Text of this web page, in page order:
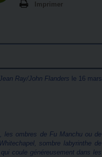
Imprimer
Ray/John Flanders le 16 mars
les ombres de Fu Manchu ou de
sombre labyrinthe de
coule généreusement dans les